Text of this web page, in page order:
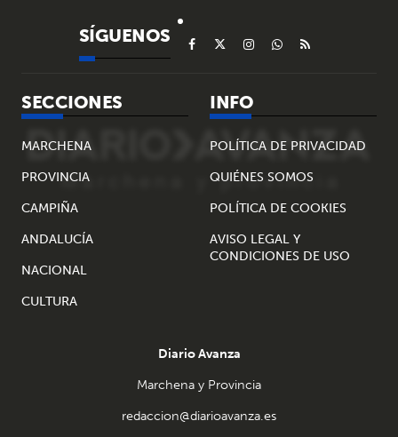
SÍGUENOS
SECCIONES
MARCHENA
PROVINCIA
CAMPIÑA
ANDALUCÍA
NACIONAL
CULTURA
INFO
POLÍTICA DE PRIVACIDAD
QUIÉNES SOMOS
POLÍTICA DE COOKIES
AVISO LEGAL Y
CONDICIONES DE USO
Diario Avanza
Marchena y Provincia
redaccion@diarioavanza.es